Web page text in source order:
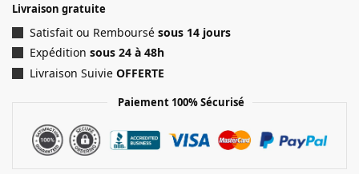
Livraison gratuite
Satisfait ou Remboursé sous 14 jours
Expédition sous 24 à 48h
Livraison Suivie OFFERTE
Paiement 100% Sécurisé